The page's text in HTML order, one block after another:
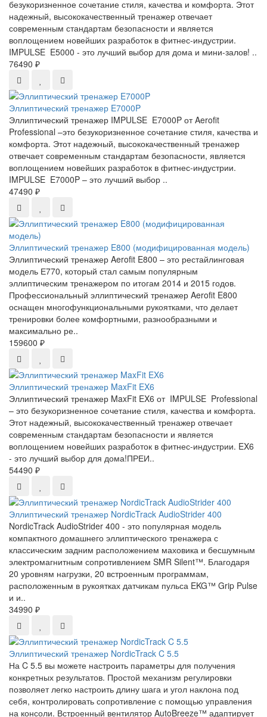
безукоризненное сочетание стиля, качества и комфорта. Этот
надежный, высококачественный тренажер отвечает
современным стандартам безопасности и является
воплощением новейших разработок в фитнес-индустрии.
IMPULSE E5000 - это лучший выбор для дома и мини-залов! ..
76490 ₽
Эллиптический тренажер E7000P
Эллиптический тренажер IMPULSE E7000P от Aerofit
Professional –это безукоризненное сочетание стиля, качества и
комфорта. Этот надежный, высококачественный тренажер
отвечает современным стандартам безопасности, является
воплощением новейших разработок в фитнес-индустрии.
IMPULSE E7000P – это лучший выбор ..
47490 ₽
Эллиптический тренажер E800 (модифицированная модель)
Эллиптический тренажер Aerofit E800 – это рестайлинговая
модель Е770, который стал самым популярным
эллиптическим тренажером по итогам 2014 и 2015 годов.
Профессиональный эллиптический тренажер Aerofit E800
оснащен многофункциональными рукоятками, что делает
тренировки более комфортными, разнообразными и
максимально ре..
159600 ₽
Эллиптический тренажер MaxFit EX6
Эллиптический тренажер MaxFit EX6 от IMPULSE Professional
– это безукоризненное сочетание стиля, качества и комфорта.
Этот надежный, высококачественный тренажер отвечает
современным стандартам безопасности и является
воплощением новейших разработок в фитнес-индустрии. EX6
- это лучший выбор для дома!ПРЕИ..
54490 ₽
Эллиптический тренажер NordicTrack AudioStrider 400
NordicTrack AudioStrider 400 - это популярная модель
компактного домашнего эллиптического тренажера с
классическим задним расположением маховика и бесшумным
электромагнитным сопротивлением SMR Silent™. Благодаря
20 уровням нагрузки, 20 встроенным программам,
расположенным в рукоятках датчикам пульса EKG™ Grip Pulse
и и..
34990 ₽
Эллиптический тренажер NordicTrack C 5.5
На C 5.5 вы можете настроить параметры для получения
конкретных результатов. Простой механизм регулировки
позволяет легко настроить длину шага и угол наклона под
себя, контролировать сопротивление с помощью управления
на консоли. Встроенный вентилятор AutoBreeze™ адаптирует